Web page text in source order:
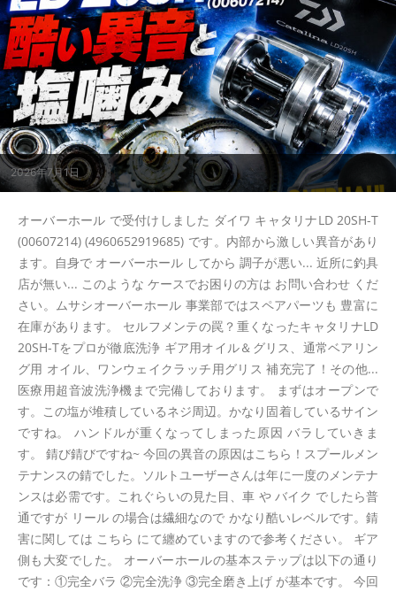
2026年7月1日
オーバーホール で受付けしました ダイワ キャタリナLD 20SH-T
(00607214) (4960652919685) です。内部から激しい異音があり
ます。自身で オーバーホール してから 調子が悪い... 近所に釣具
店が無い... このような ケースでお困りの方は お問い合わせ くだ
さい。ムサシオーバーホール 事業部ではスペアパーツも 豊富に
在庫があります。 セルフメンテの罠？重くなったキャタリナLD
20SH-Tをプロが徹底洗浄 ギア用オイル＆グリス、通常ベアリン
グ用 オイル、ワンウェイクラッチ用グリス 補充完了！その他...
医療用超音波洗浄機まで完備しております。 まずはオープンで
す。この塩が堆積しているネジ周辺。かなり固着しているサイン
ですね。 ハンドルが重くなってしまった原因 バラしていきま
す。 錆び錆びですね~ 今回の異音の原因はこちら！スプールメン
テナンスの錆でした。ソルトユーザーさんは年に一度のメンテナ
ンスは必需です。これぐらいの見た目、車 や バイク でしたら普
通ですが リール の場合は繊細なので かなり酷いレベルです。錆
害に関しては こちら にて纏めていますので参考ください。 ギア
側も大変でした。 オーバーホールの基本ステップは以下の通り
です：①完全バラ ②完全洗浄 ③完全磨き上げ が基本です。 今回